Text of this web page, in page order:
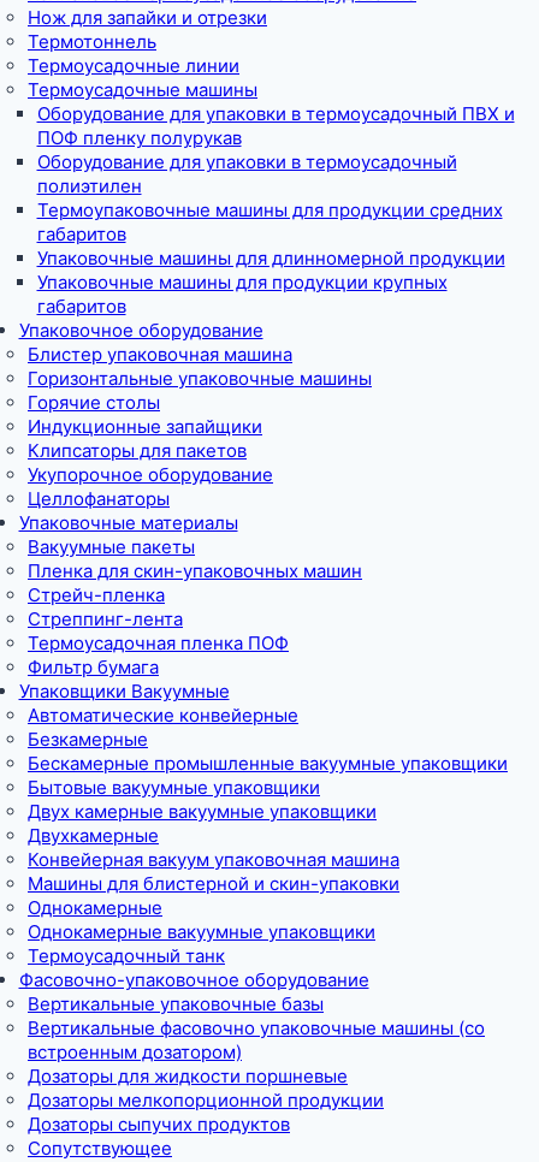
Нож для запайки и отрезки
Термотоннель
Термоусадочные линии
Термоусадочные машины
Оборудование для упаковки в термоусадочный ПВХ и
ПОФ пленку полурукав
Оборудование для упаковки в термоусадочный
полиэтилен
Термоупаковочные машины для продукции средних
габаритов
Упаковочные машины для длинномерной продукции
Упаковочные машины для продукции крупных
габаритов
Упаковочное оборудование
Блистер упаковочная машина
Горизонтальные упаковочные машины
Горячие столы
Индукционные запайщики
Клипсаторы для пакетов
Укупорочное оборудование
Целлофанаторы
Упаковочные материалы
Вакуумные пакеты
Пленка для скин-упаковочных машин
Стрейч-пленка
Стреппинг-лента
Термоусадочная пленка ПОФ
Фильтр бумага
Упаковщики Вакуумные
Автоматические конвейерные
Безкамерные
Бескамерные промышленные вакуумные упаковщики
Бытовые вакуумные упаковщики
Двух камерные вакуумные упаковщики
Двухкамерные
Конвейерная вакуум упаковочная машина
Машины для блистерной и скин-упаковки
Однокамерные
Однокамерные вакуумные упаковщики
Термоусадочный танк
Фасовочно-упаковочное оборудование
Вертикальные упаковочные базы
Вертикальные фасовочно упаковочные машины (со
встроенным дозатором)
Дозаторы для жидкости поршневые
Дозаторы мелкопорционной продукции
Дозаторы сыпучих продуктов
Сопутствующее